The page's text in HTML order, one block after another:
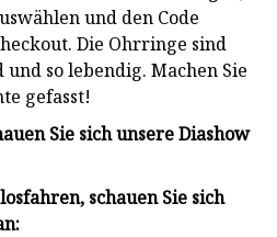
und den Code
Die Ohrringe sind
so lebendig. Machen Sie
gefasst!
Sie sich unsere Diashow
schauen Sie sich